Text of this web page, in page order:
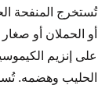
تُستخرج المنفحة
أو الحملان أو
على إنزيم
الحليب وهضمه.